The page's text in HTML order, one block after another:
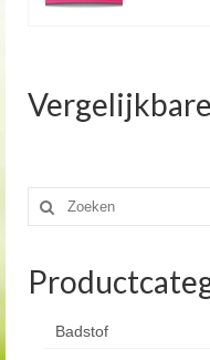
Zoeken
naar:
Badstof